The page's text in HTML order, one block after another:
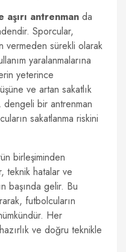
antrenman da
Sporcular,
vermeden sürekli olarak
yaralanmalarına
yeterince
ve artan sakatlık
bir antrenman
sakatlanma riskini
birleşiminden
teknik hatalar ve
başında gelir. Bu
futbolcuların
Her
ve doğru teknikle